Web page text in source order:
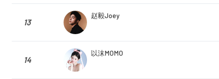
13
赵毅Joey
14
以沫MOMO